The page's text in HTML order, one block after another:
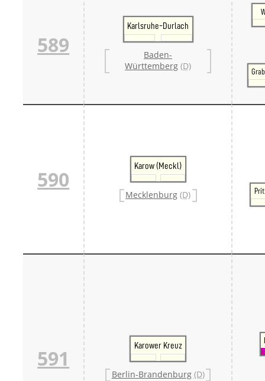
589
Karlsruhe-Durlach
Baden-
Württemberg (D)
590
Karow (Meckl)
Mecklenburg (D)
591
Karower Kreuz
Berlin-Brandenburg (D)